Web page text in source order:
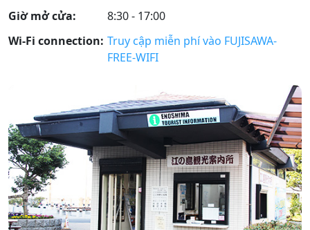
Giờ mở cửa:
8:30 - 17:00
Wi-Fi connection: Truy cập miễn phí vào FUJISAWA-
FREE-WIFI